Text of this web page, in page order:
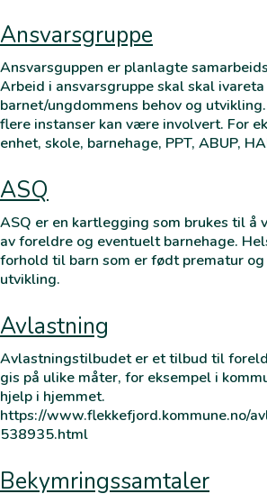
Ansvarsgruppe
Ansvarsguppen er planlagte
Arbeid i ansvarsgruppe skal skal
barnet/ungdommens behov og
flere instanser kan være involvert. For
enhet, skole, barnehage, PPT, ABUP,
ASQ
ASQ er en kartlegging som brukes til å
av foreldre og eventuelt barnehage.
forhold til barn som er født prematur
utvikling.
Avlastning
Avlastningstilbudet er et tilbud til
gis på ulike måter, for eksempel i
hjelp i hjemmet.
https://www.flekkefjord.kommune.no/
538935.html
Bekymringssamtaler